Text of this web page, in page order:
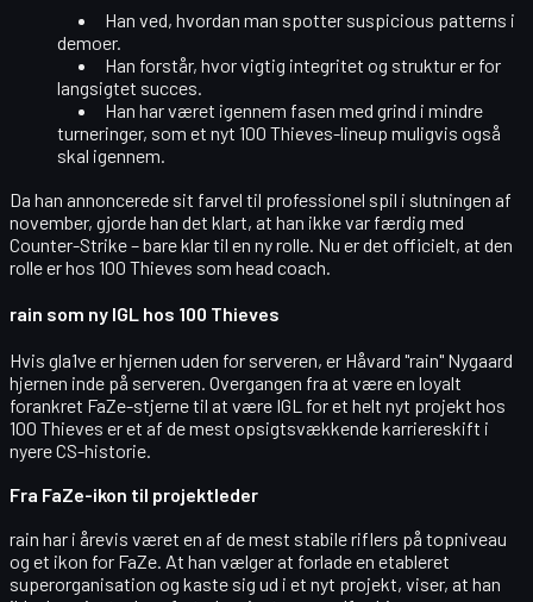
Han ved, hvordan man spotter suspicious patterns i
demoer.
Han forstår, hvor vigtig integritet og struktur er for
langsigtet succes.
Han har været igennem fasen med grind i mindre
turneringer, som et nyt 100 Thieves-lineup muligvis også
skal igennem.
Da han annoncerede sit farvel til professionel spil i slutningen af
november, gjorde han det klart, at han ikke var færdig med
Counter-Strike – bare klar til en ny rolle. Nu er det officielt, at den
rolle er hos 100 Thieves som head coach.
rain som ny IGL hos 100 Thieves
Hvis gla1ve er hjernen uden for serveren, er Håvard "rain" Nygaard
hjernen inde på serveren. Overgangen fra at være en loyalt
forankret FaZe-stjerne til at være IGL for et helt nyt projekt hos
100 Thieves er et af de mest opsigtsvækkende karriereskift i
nyere CS-historie.
Fra FaZe-ikon til projektleder
rain har i årevis været en af de mest stabile riflers på topniveau
og et ikon for FaZe. At han vælger at forlade en etableret
superorganisation og kaste sig ud i et nyt projekt, viser, at han